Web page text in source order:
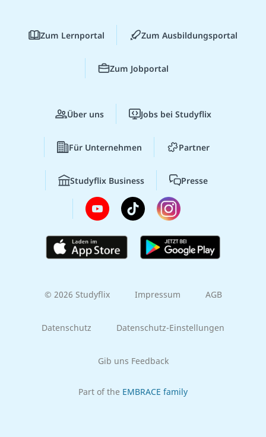
Zum Lernportal Zum Ausbildungsportal
Zum Jobportal
Über uns Jobs bei Studyflix
Für Unternehmen Partner
Studyflix Business Presse
© 2026 Studyflix Impressum AGB
Datenschutz Datenschutz-Einstellungen
Gib uns Feedback
Part of the EMBRACE family